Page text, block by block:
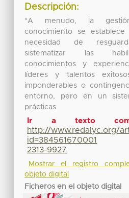
Descripción:
"A menudo, la
conocimiento se establece
necesidad de
sistematizar las
conocimientos y
líderes y talentos
imponderables o
entorno, pero en un
prácticas
Ir a texto
http://www.redalyc.org/
id=384561670001
2313-9927
Mostrar el registro
objeto digital
Ficheros en el objeto digital